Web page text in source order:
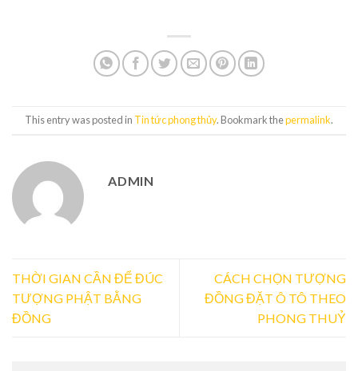
This entry was posted in Tin tức phong thủy. Bookmark thepermalink.
ADMIN
THỜI GIAN CẦN ĐỂ ĐÚC
TƯỢNG PHẬT BẰNG
ĐỒNG
CÁCH CHỌN TƯỢNG
ĐỒNG ĐẶT Ô TÔ THEO
PHONG THUỶ